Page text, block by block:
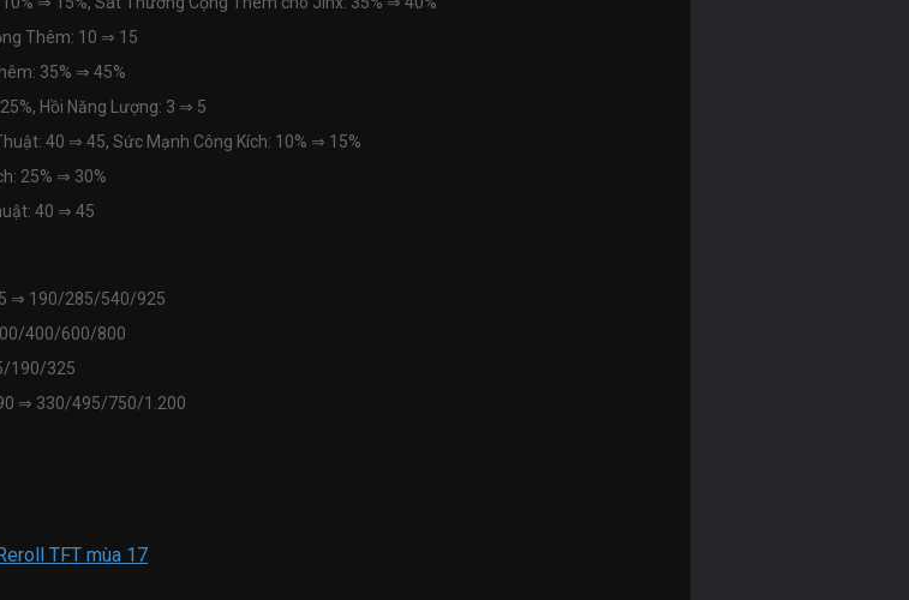
Thêm: 10 ⇒ 15
35% ⇒ 45%
25%, Hồi Năng Lượng: 3 ⇒ 5
40 ⇒ 45, Sức Mạnh Công Kích: 10% ⇒ 15%
25% ⇒ 30%
40 ⇒ 45
⇒ 190/285/540/925
400/600/800
190/325
⇒ 330/495/750/1.200
TFT mùa 17